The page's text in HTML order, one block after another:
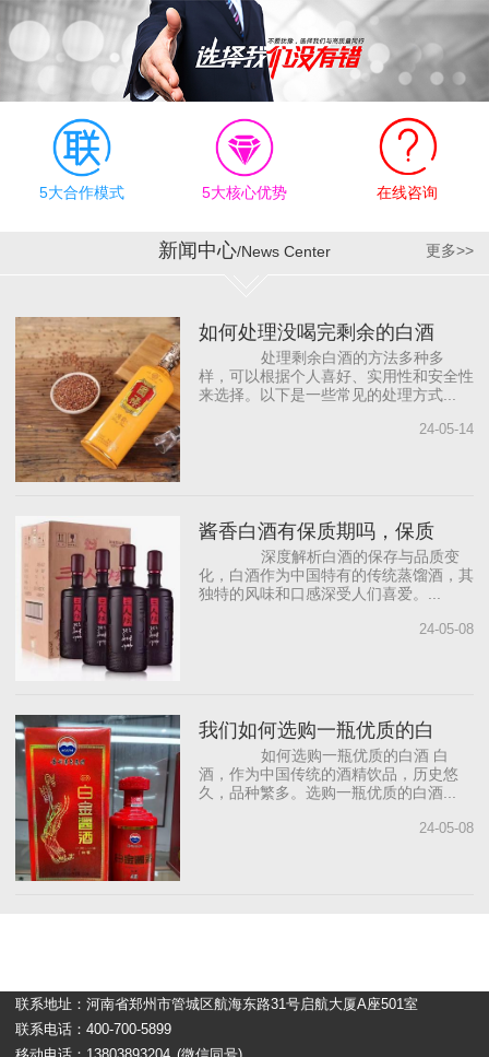
加了强劲的源动力。 企业
的制胜最终是要落实到人
才管理机制和市场运营的
有效执行上，公司奉行“德
才兼备、志同道合”的合作
理念，为员工明确职业规
划目标，提供有竞争力的
薪资待遇和发展机会，帮
内著名白酒营销咨询公司
合作，借助“外脑”提供智力
入前沿的营销理念，从而
打...
5大合作模式 5大核心优势 在线咨询
新闻中心/News Center 更多>>
如何处理没喝完剩余的白酒
处理剩余白酒的方法多种多
样，可以根据个人喜好、实用性和安全性
来选择。以下是一些常见的处理方式...
24-05-14
酱香白酒有保质期吗，保质
深度解析白酒的保存与品质变
化，白酒作为中国特有的传统蒸馏酒，其
独特的风味和口感深受人们喜爱。...
24-05-08
我们如何选购一瓶优质的白
如何选购一瓶优质的白酒 白
酒，作为中国传统的酒精饮品，历史悠
久，品种繁多。选购一瓶优质的白酒...
24-05-08
联系地址：河南省郑州市管城区航海东路31号启航大厦A座501室
联系电话：400-700-5899